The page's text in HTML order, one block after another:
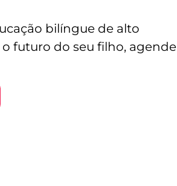
bilíngue de alto
futuro do seu filho, agende